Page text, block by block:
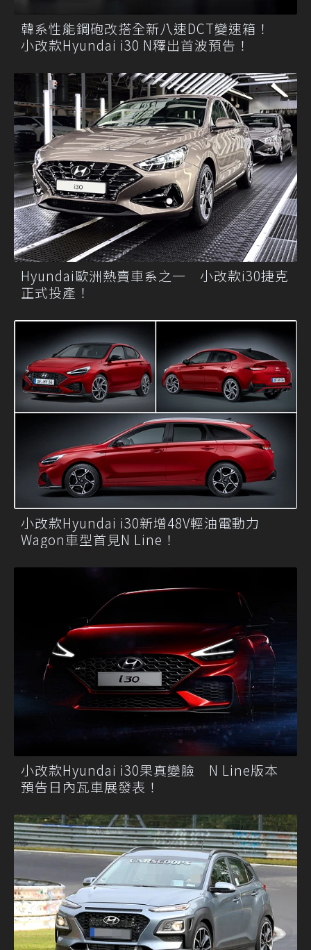
韓系性能鋼砲改搭全新八速DCT變速箱！
小改款Hyundai i30 N釋出首波預告！
Hyundai歐洲熱賣車系之一 小改款i30捷克
正式投產！
小改款Hyundai i30新增48V輕油電動力
Wagon車型首見N Line！
小改款Hyundai i30果真變臉 N Line版本
預告日內瓦車展發表！